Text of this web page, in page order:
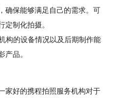
确保能够满足自己的需求。可
定制化拍摄。
的设备情况以及后期制作能
产品。
好的携程拍照服务机构对于